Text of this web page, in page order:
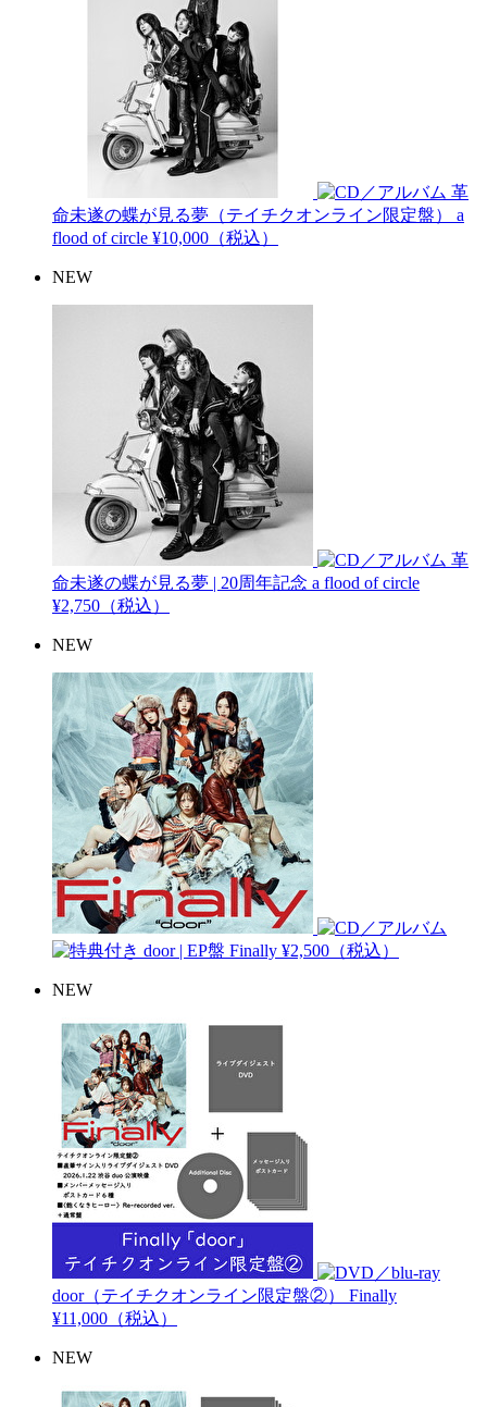
革
命未遂の蝶が見る夢（テイチクオンライン限定盤） a
flood of circle ¥10,000（税込）
NEW
革
命未遂の蝶が見る夢 | 20周年記念 a flood of circle
¥2,750（税込）
NEW
door | EP盤 Finally ¥2,500（税込）
NEW
door（テイチクオンライン限定盤②） Finally
¥11,000（税込）
NEW